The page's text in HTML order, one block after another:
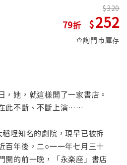
79
320
252
查詢門市庫存
，她，就這樣開了一家書店。
此不斷、不斷上演……
埕知名的劇院，現早已被拆
百年後，二○一一年七月三十
開的前一晚，「永楽座」書店